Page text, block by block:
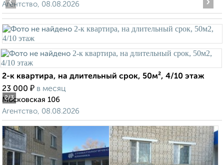
Агентство, 08.08.2026
2/3
2-к квартира, на длительный срок, 50м², 4/10 этаж
23 000 ₽ в месяц
Московская 106
Агентство, 08.08.2026